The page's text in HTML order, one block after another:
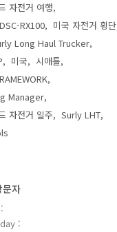
자전거 여행
RX100
미국 자전거 횡단
Long Haul Trucker
미국
시애틀
Manager
자전거 일주
Surly LHT
문자
: